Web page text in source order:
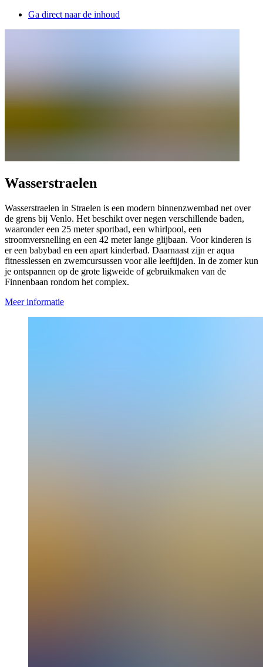
Ga direct naar de inhoud
Wasserstraelen
Wasserstraelen in Straelen is een modern binnenzwembad net over
de grens bij Venlo. Het beschikt over negen verschillende baden,
waaronder een 25 meter sportbad, een whirlpool, een
stroomversnelling en een 42 meter lange glijbaan. Voor kinderen is
er een babybad en een apart kinderbad. Daarnaast zijn er aqua
fitnesslessen en zwemcursussen voor alle leeftijden. In de zomer kun
je ontspannen op de grote ligweide of gebruikmaken van de
Finnenbaan rondom het complex.
Meer informatie